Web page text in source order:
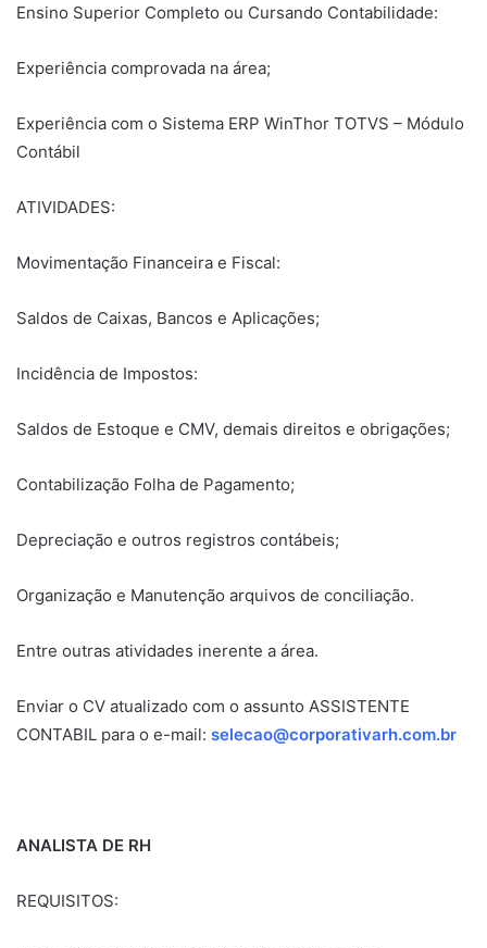
Ensino Superior Completo ou Cursando Contabilidade:
Experiência comprovada na área;
Experiência com o Sistema ERP WinThor TOTVS – Módulo
Contábil
ATIVIDADES:
Movimentação Financeira e Fiscal:
Saldos de Caixas, Bancos e Aplicações;
Incidência de Impostos:
Saldos de Estoque e CMV, demais direitos e obrigações;
Contabilização Folha de Pagamento;
Depreciação e outros registros contábeis;
Organização e Manutenção arquivos de conciliação.
Entre outras atividades inerente a área.
Enviar o CV atualizado com o assunto ASSISTENTE
CONTABIL para o e-mail: selecao@corporativarh.com.br
ANALISTA DE RH
REQUISITOS: